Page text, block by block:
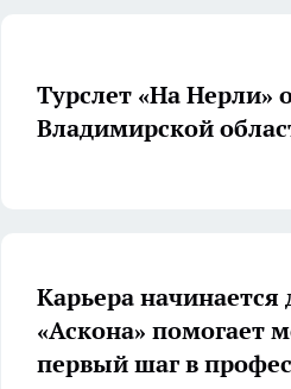
Турслет «На Нерли»
Владимирской
Карьера
«Аскона» помогает
первый шаг в